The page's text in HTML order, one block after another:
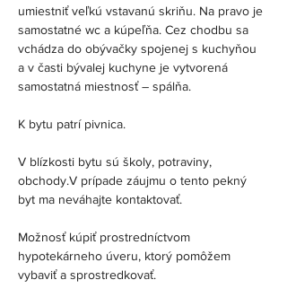
umiestniť veľkú vstavanú skriňu. Na pravo je
samostatné wc a kúpeľňa. Cez chodbu sa
vchádza do obývačky spojenej s kuchyňou
a v časti bývalej kuchyne je vytvorená
samostatná miestnosť – spálňa.
K bytu patrí pivnica.
V blízkosti bytu sú školy, potraviny,
obchody.V prípade záujmu o tento pekný
byt ma neváhajte kontaktovať.
Možnosť kúpiť prostredníctvom
hypotekárneho úveru, ktorý pomôžem
vybaviť a sprostredkovať.